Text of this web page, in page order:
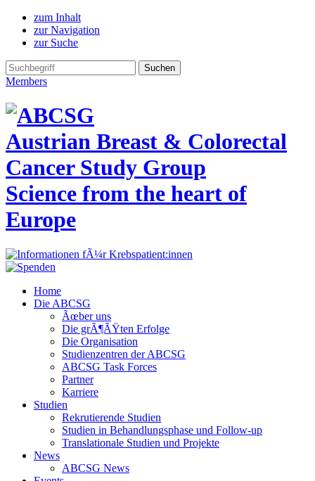
zum Inhalt
zur Navigation
zur Suche
Members
Austrian Breast & Colorectal
Cancer Study Group
Science from the heart of
Europe
Home
Die ABCSG
Ãœber uns
Die grÃ¶ÃŸten Erfolge
Die Organisation
Studienzentren der ABCSG
ABCSG Task Forces
Partner
Karriere
Studien
Rekrutierende Studien
Studien in Behandlungsphase und Follow-up
Translationale Studien und Projekte
News
ABCSG News